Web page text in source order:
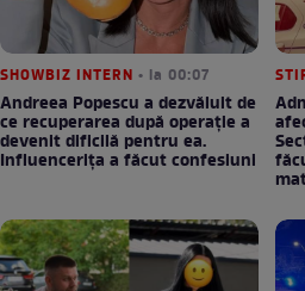
SHOWBIZ INTERN • la 00:07
Andreea Popescu a dezvăluit de
ce recuperarea după operație a
devenit dificilă pentru ea.
Influencerița a făcut confesiuni